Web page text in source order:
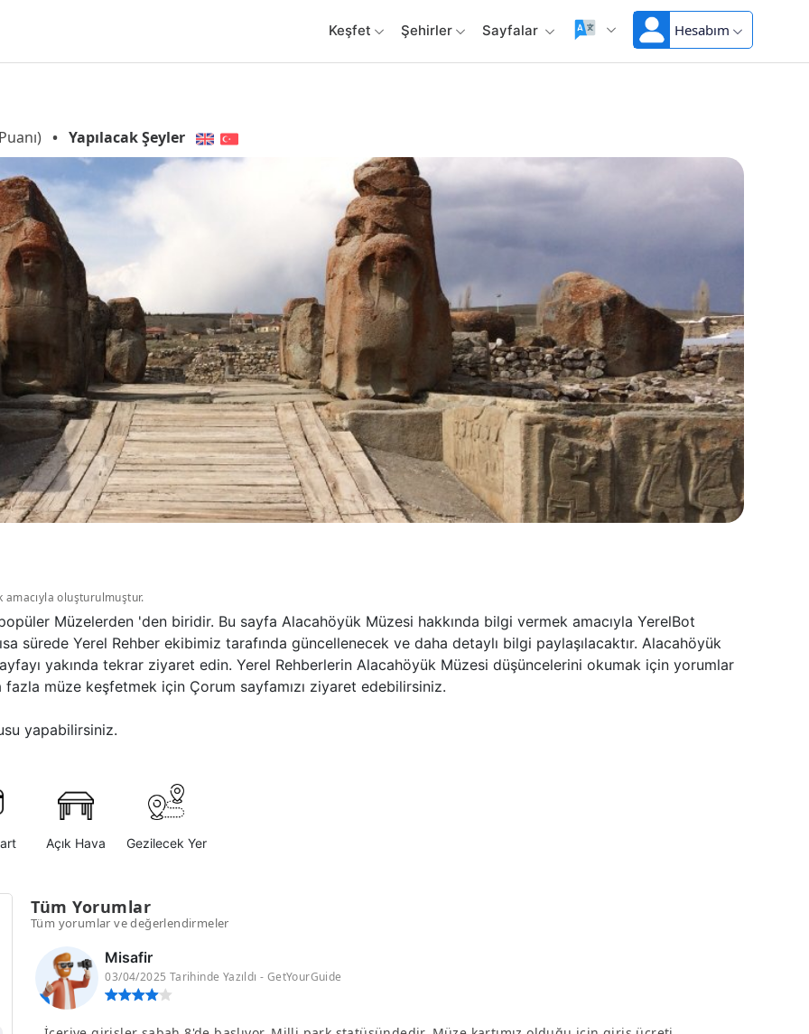
Keşfet Şehirler Sayfalar Hesabım
• Yapılacak Şeyler
oluşturulmuştur.
Müzelerden 'den biridir. Bu sayfa Alacahöyük Müzesi hakkında bilgi vermek amacıyla YerelBot
sürede Yerel Rehber ekibimiz tarafında güncellenecek ve daha detaylı bilgi paylaşılacaktır. Alacahöyük
yakında tekrar ziyaret edin. Yerel Rehberlerin Alacahöyük Müzesi düşüncelerini okumak için yorumlar
müze keşfetmek için Çorum sayfamızı ziyaret edebilirsiniz.
yapabilirsiniz.
Açık Hava Gezilecek Yer
Tüm Yorumlar
Tüm yorumlar ve değerlendirmeler
Misafir
03/04/2025 Tarihinde Yazıldı - GetYourGuide